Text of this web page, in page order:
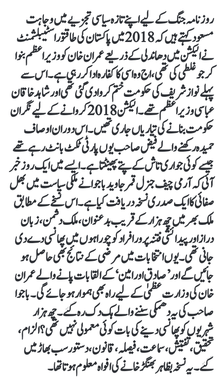
روزنامہ جنگ کے لیے اپنے تازہ سیاسی تجزیے میں وجاہت
مسعود کہتے ہیں کہ 2018 میں پاکستان کی طاقتور اسٹیبلشمنٹ
نے الیکشن میں دھاندلی کے ذریعے عمران خان کو وزیراعظم بنوا
کر جو غلطی کی تھی، اج وہ اسی کا کفارہ ادا کر رہی ہے۔ اس سے
پہلے نواز شریف کی حکومت ختم کروا دی گئی تھی اور شاہد خاقان
عباسی وزیراعظم تھے۔ الیکشن 2018 کروانے کے لیے نگران
حکومت بنانے کی تیاریاں جاری تھیں۔ اس دوران اوصاف
حمیدہ رکھنے والے فیض صاحب یوں پارٹی ٹکٹ بانٹ رہے تھے
جیسے کوئی جواری تاش کے پتے پھینٹتا ہے۔ ایسے میں ایک روز خبر
آئی کہ آرمی چیف جنرل قمر جاوید باجوا نے ملکی سیاست میں بھل
صفائی کا ایک صدری نسخہ دریافت کیا ہے۔ اس نسخے کے مطابق
ملک بھر میں چھ ہزار کے قریب بدعنوان ، ملک دشمن ، زبان
دراز اور پیدائشی فتنہ پرور افراد کو چوراہوں میں پھانسی دے دی
جانی تھی ۔ یوں انتخابات میں مرضی کے نتائج بھی حاصل ہو
جائیں گے اور ’صادق اور امین‘ کے القابات پانے والے عمران
خان کی وزارت عظمیٰ کے لیے راہ بھی ہموار ہو جائے گی۔ باجوا
صاحب کی یہ دھمکی سننے والے ہک دک رہ گئے۔ چھ ہزار
شہریوں کو پھانسی دینے کی بات کوئی معمولی نہیں تھی؟ الزام،
تحقیق، تفتیش، سماعت، فیصلہ، قانون، دستور سب بھاڑ میں
گئے۔ یہ نسخہ بظاہر بھنگڑ خانے کی افواہ معلوم ہوتا تھا۔